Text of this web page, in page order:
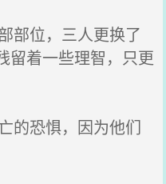
部位，三人更换了
留着一些理智，只更
的恐惧，因为他们